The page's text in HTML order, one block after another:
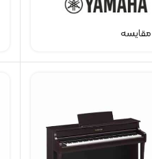
مقایسه